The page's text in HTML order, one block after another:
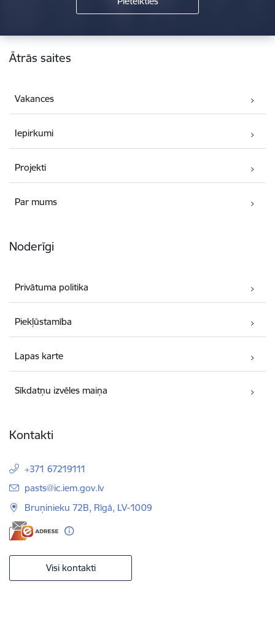
Kājene
Ātrās saites
Vakances
Iepirkumi
Projekti
Par mums
Noderīgi
Privātuma politika
Piekļūstamība
Lapas karte
Sīkdatņu izvēles maiņa
Kontakti
+371 67219111
E-pasts:
pasts@ic.iem.gov.lv
Bruņinieku 72B, Rīgā, LV-1009
Visi kontakti